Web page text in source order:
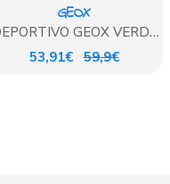
GEOX
GEOX VERDE
MILITAR CASUAL
53,91€ 59,9€